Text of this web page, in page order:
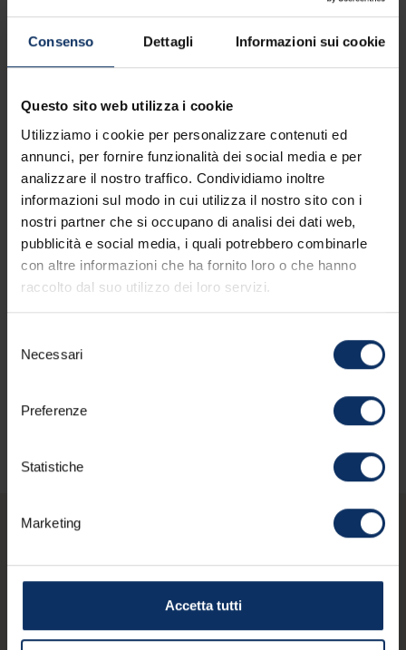
Consenso Dettagli Informazioni sui cookie
Questo sito web utilizza i cookie
Utilizziamo i cookie per personalizzare contenuti ed
annunci, per fornire funzionalità dei social media e per
analizzare il nostro traffico. Condividiamo inoltre
informazioni sul modo in cui utilizza il nostro sito con i
nostri partner che si occupano di analisi dei dati web,
pubblicità e social media, i quali potrebbero combinarle
con altre informazioni che ha fornito loro o che hanno
raccolto dal suo utilizzo dei loro servizi.
delNecessari
Preferenze
Statistiche
Marketing
Accetta tutti
Servizi della struttura
Dotazioni delle camere
Parcheggio
Lingue parlate
Altri servizi
Potresti essere
interessato anche a
queste strutture